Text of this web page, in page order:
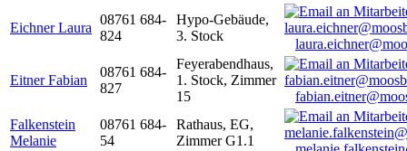
Eichner Laura
08761 684-
824
Hypo-Gebäude,
3. Stock
Eitner Fabian
08761 684-
827
Feyerabendhaus,
1. Stock, Zimmer
15
Falkenstein
Melanie
08761 684-
54
Rathaus, EG,
Zimmer G1.1